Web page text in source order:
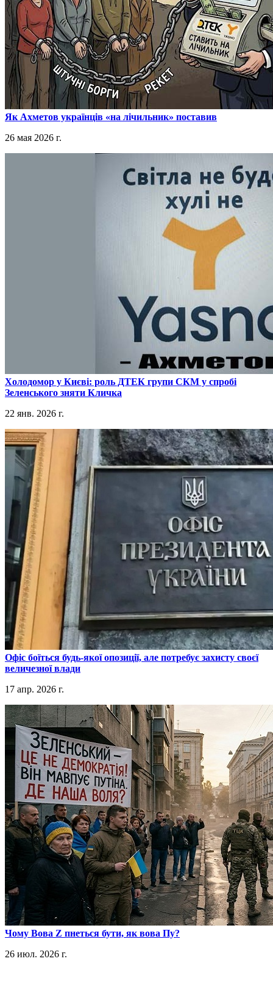
​Як Ахметов українців «на лічильник» поставив
26 мая 2026 г.
​Холодомор у Києві: роль ДТЕК групи СКМ у спробі
Зеленського зняти Кличка
22 янв. 2026 г.
​Офіс боїться будь-якої опозиції, але потребує захисту своєї
величезної влади
17 апр. 2026 г.
​Чому Вова Z пнеться бути, як вова Пу?
26 июл. 2026 г.